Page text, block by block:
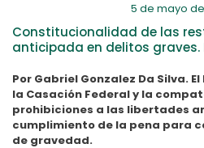
5 de mayo
Constitucionalidad de las
anticipada en delitos graves.
Por Gabriel Gonzalez Da Silva.
la Casación Federal y la
prohibiciones a las libertades
cumplimiento de la pena para
de gravedad.